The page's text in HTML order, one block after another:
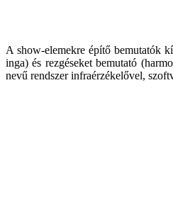
A show-elemekre építő bemutatók
inga) és rezgéseket bemutató
nevű rendszer infraérzékelővel,